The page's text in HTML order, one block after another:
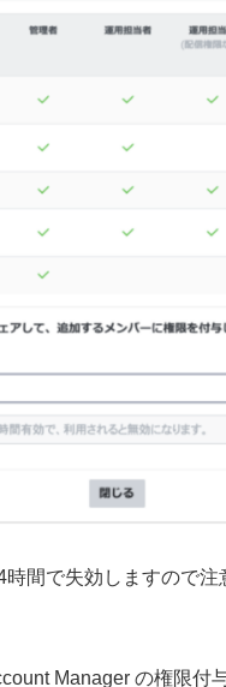
間で失効しますので注
Manager の権限付